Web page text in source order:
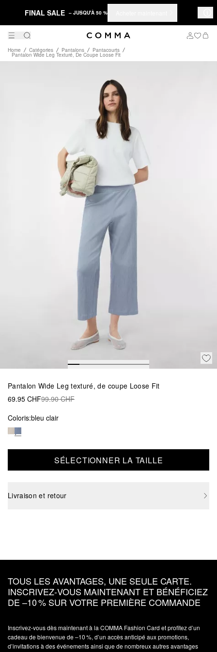
FINAL SALE – JUSQU'À 50 %
Home Catégories Pantalons Pantacourts
Pantalon Wide Leg Texturé, De Coupe Loose Fit
Pantalon Wide Leg texturé, de coupe Loose Fit
69.95 CHF99.90 CHF
Coloris:bleu clair
SÉLECTIONNER LA TAILLE
Livraison et retour
TOUS LES AVANTAGES, UNE SEULE CARTE.
INSCRIVEZ‑VOUS MAINTENANT ET BÉNÉFICIEZ
DE –10 % SUR VOTRE PREMIÈRE COMMANDE
Inscrivez‑vous dès maintenant à la COMMA Fashion Card et profitez d’un
cadeau de bienvenue de –10 %, d’un accès anticipé aux promotions,
d’invitations à des événements ainsi que de nombreux autres avantages